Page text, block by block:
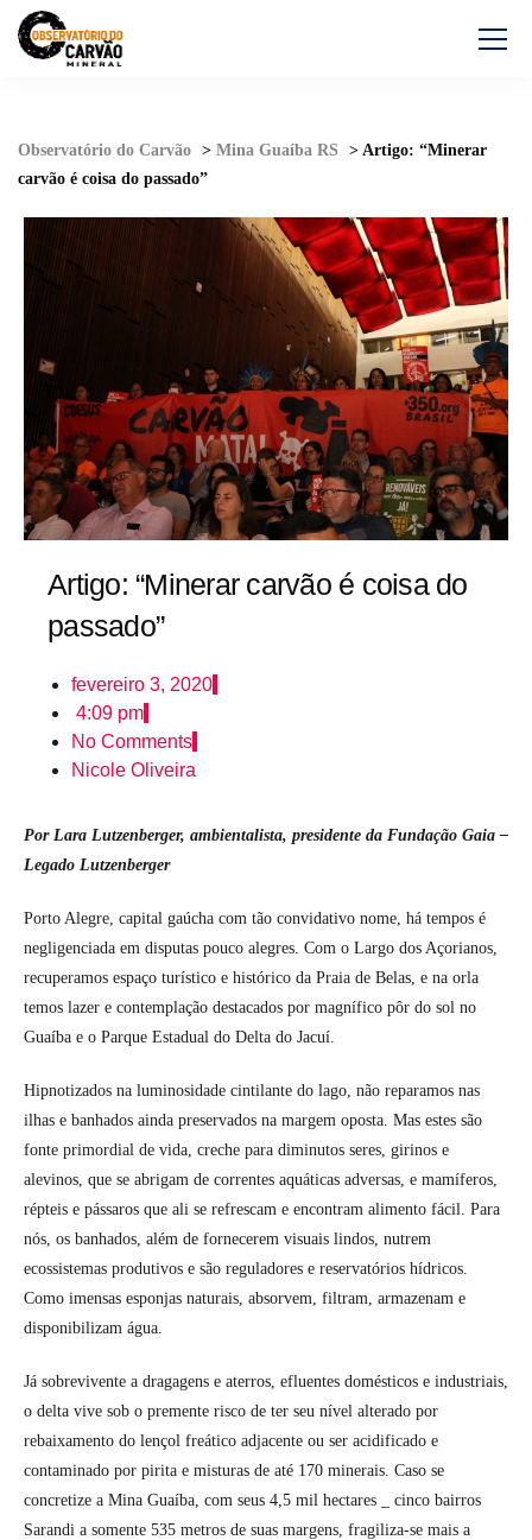
Observatório do Carvão > Mina Guaíba RS > Artigo: “Minerar
carvão é coisa do passado”
Artigo: “Minerar carvão é coisa do
passado”
fevereiro 3, 2020
4:09 pm
No Comments
Nicole Oliveira
Por Lara Lutzenberger, ambientalista, presidente da Fundação Gaia –
Legado Lutzenberger
Porto Alegre, capital gaúcha com tão convidativo nome, há tempos é
negligenciada em disputas pouco alegres. Com o Largo dos Açorianos,
recuperamos espaço turístico e histórico da Praia de Belas, e na orla
temos lazer e contemplação destacados por magnífico pôr do sol no
Guaíba e o Parque Estadual do Delta do Jacuí.
Hipnotizados na luminosidade cintilante do lago, não reparamos nas
ilhas e banhados ainda preservados na margem oposta. Mas estes são
fonte primordial de vida, creche para diminutos seres, girinos e
alevinos, que se abrigam de correntes aquáticas adversas, e mamíferos,
répteis e pássaros que ali se refrescam e encontram alimento fácil. Para
nós, os banhados, além de fornecerem visuais lindos, nutrem
ecossistemas produtivos e são reguladores e reservatórios hídricos.
Como imensas esponjas naturais, absorvem, filtram, armazenam e
disponibilizam água.
Já sobrevivente a dragagens e aterros, efluentes domésticos e industriais,
o delta vive sob o premente risco de ter seu nível alterado por
rebaixamento do lençol freático adjacente ou ser acidificado e
contaminado por pirita e misturas de até 170 minerais. Caso se
concretize a Mina Guaíba, com seus 4,5 mil hectares _ cinco bairros
Sarandi a somente 535 metros de suas margens, fragiliza-se mais a